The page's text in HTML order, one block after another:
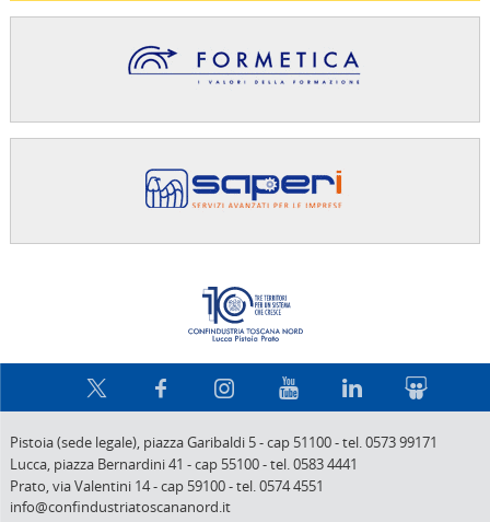
Pistoia (sede legale), piazza Garibaldi 5-cap 51100-tel. 0573 99171
Lucca, piazza Bernardini 41 -cap 55100-tel. 0583 4441
Prato,via Valentini 14-cap 59100-tel. 0574 4551
info@confindustriatoscananord.it